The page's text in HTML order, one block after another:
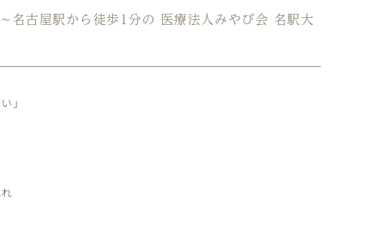
名古屋駅から徒歩1分の 医療法人みやび会 名駅大
」